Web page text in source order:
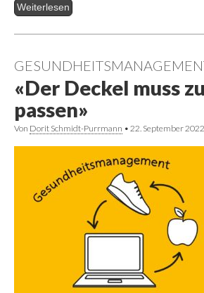
Weiterlesen
«Der Deckel muss
passen»
Von Dorit Schmidt-Purrmann • 22. September 2022